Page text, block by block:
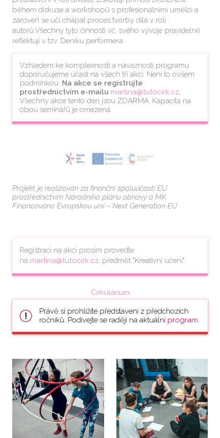
během diskuse a workshopů s profesionálními umělci a
zároveň se učí chápat proces tvorby díla v roli
autorů.Všechny tyto činnosti vč. svého vývoje pravidelně
reflektují v tzv. Deníku performera.
Vzhledem ke komplexnosti a návaznosti programu
doporučujeme účast na všech tří akcí. Není to ovšem
podmínkou. Na akce se registrujte
prostřednictvím e-mailu martina@tutocirk.cz.
Všechny akce tento den jsou ZDARMA. Kapacita na
obou seminářů je omezená.
Projekt je realizován za finanční spoluúčasti EU
prostřednictvím Národního plánu obnovy a MK.
Financováno Evropskou unií – Next Generation EU
Registraci na akci prosím proveďte
na martina@tutocirk.cz, předmět "Kreativní učení".
Cirkulárium
Právě si prohlížíte představení z předchozích
ročníků. Podívejte se raději na aktuální program